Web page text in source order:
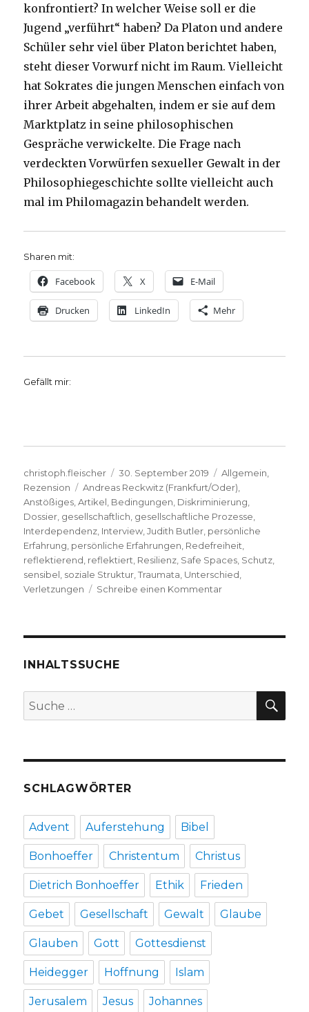
konfrontiert? In welcher Weise soll er die
Jugend „verführt“ haben? Da Platon und andere
Schüler sehr viel über Platon berichtet haben,
steht dieser Vorwurf nicht im Raum. Vielleicht
hat Sokrates die jungen Menschen einfach von
ihrer Arbeit abgehalten, indem er sie auf dem
Marktplatz in seine philosophischen
Gespräche verwickelte. Die Frage nach
verdeckten Vorwürfen sexueller Gewalt in der
Philosophiegeschichte sollte vielleicht auch
mal im Philomagazin behandelt werden.
Sharen mit:
Facebook X E-Mail
Drucken LinkedIn Mehr
Gefällt mir:
Autor
christoph.fleischer
Veröffentlicht
am
30. September 2019 Kategorien
Allgemein
Rezension
Schlagwörter
Andreas Reckwitz (Frankfurt/Oder)
Anstößiges ,Artikel Bedingungen Diskriminierung
Dossier gesellschaftlich gesellschaftliche Prozesse
Interdependenz Interview ,Judith Butler persönliche
Erfahrung persönliche Erfahrungen Redefreiheit
reflektierend reflektiert Resilienz Safe Spaces Schutz
sensibel soziale Struktur ,Traumata Unterschied
Verletzungen
Schreibe einen Kommentarzu
Verletzungen,
Rezension
von
Welver
INHALTSSUCHE
Suche
nach:
SCHLAGWÖRTER
Advent Auferstehung Bibel
Bonhoeffer Christentum Christus
Dietrich Bonhoeffer Ethik Frieden
Gebet Gesellschaft Gewalt Glaube
Glauben Gott Gottesdienst
Heidegger Hoffnung Islam
Jerusalem Jesus Johannes